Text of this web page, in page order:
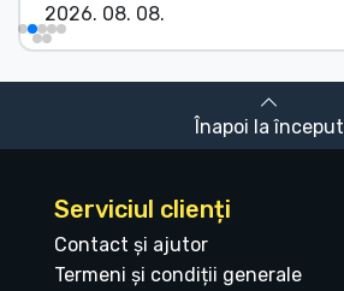
2026. 08. 08.
Înapoi la început
Serviciul clienți
Contact și ajutor
Termeni și condiții generale